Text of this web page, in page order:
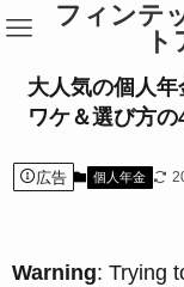
フィンテ
大人気の個人
ワケ＆選び方
広告 個人年金
Warning: Trying